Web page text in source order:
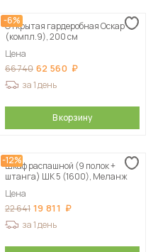
-6%
Открытая гардеробная Оскар
(компл.9), 200 см
Цена
66 740 62 560
за 1 день
В корзину
-12%
Шкаф распашной (9 полок +
штанга) ШК 5 (1600), Меланж
Цена
22 641 19 811
за 1 день